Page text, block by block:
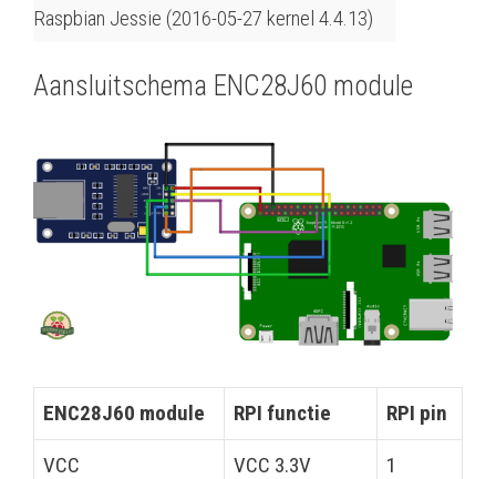
Raspbian Jessie (2016-05-27 kernel 4.4.13)
Aansluitschema ENC28J60 module
ENC28J60 module RPI functie RPI pin
VCC VCC 3.3V 1